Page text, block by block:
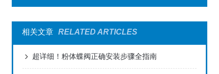
相关文章 RELATED ARTICLES
超详细！粉体蝶阀正确安装步骤全指南